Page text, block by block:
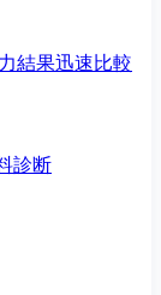
結果迅速比較
診断